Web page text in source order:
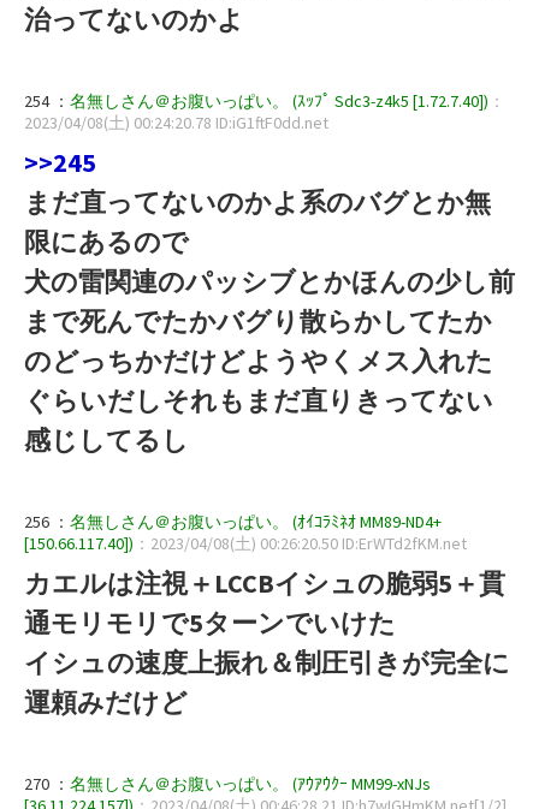
治ってないのかよ
254 ： 名無しさん＠お腹いっぱい。 (ｽｯﾌﾟ Sdc3-z4k5 [1.72.7.40]) ：
2023/04/08(土) 00:24:20.78 ID:iG1ftF0dd.net
>>245
まだ直ってないのかよ系のバグとか無
限にあるので
犬の雷関連のパッシブとかほんの少し前
まで死んでたかバグり散らかしてたか
のどっちかだけどようやくメス入れた
ぐらいだしそれもまだ直りきってない
感じしてるし
256 ： 名無しさん＠お腹いっぱい。 (ｵｲｺﾗﾐﾈｵ MM89-ND4+
[150.66.117.40]) ：2023/04/08(土) 00:26:20.50 ID:ErWTd2fKM.net
カエルは注視＋LCCBイシュの脆弱5＋貫
通モリモリで5ターンでいけた
イシュの速度上振れ＆制圧引きが完全に
運頼みだけど
270 ： 名無しさん＠お腹いっぱい。 (ｱｳｱｳｸｰ MM99-xNJs